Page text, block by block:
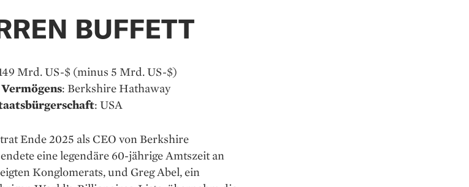
BUFFETT
Mrd. US-$ (minus 5 Mrd. US-$)
: Berkshire Hathaway
: USA
Ende 2025 als CEO von Berkshire
eine legendäre 60-jährige Amtszeit an
Konglomerats, und Greg Abel, ein